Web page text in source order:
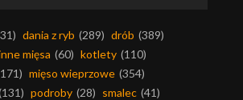
dania z ryb (289) drób (389)
mięsa (60) kotlety (110)
mięso wieprzowe (354)
podroby (28) smalec (41)